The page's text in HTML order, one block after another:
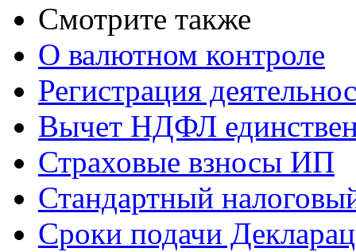
Смотрите также
О валютном контроле
Регистрация
Вычет НДФЛ
Страховые взносы ИП
Стандартный
Сроки подачи